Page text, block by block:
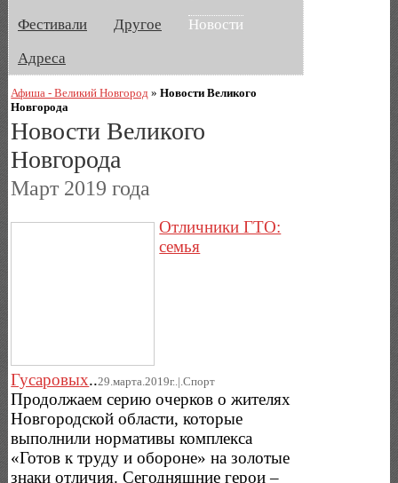
Фестивали
Другое
Новости
Адреса
Афиша - Великий Новгород »Новости Великого
Новгорода
Новости Великого
Новгорода
Март 2019 года
Отличники ГТО:
семья
Гусаровых..29.марта.2019г..|.Спорт
Продолжаем серию очерков о жителях
Новгородской области, которые
выполнили нормативы комплекса
«Готов к труду и обороне» на золотые
знаки отличия. Сегодняшние герои –